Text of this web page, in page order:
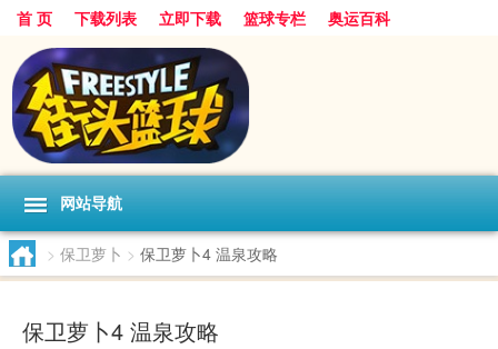
首 页 下载列表 立即下载 篮球专栏 奥运百科
网站导航
> 保卫萝卜 > 保卫萝卜4 温泉攻略
保卫萝卜4 温泉攻略